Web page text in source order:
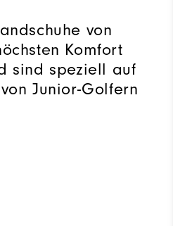
von
Komfort
sind speziell auf
Junior-Golfern